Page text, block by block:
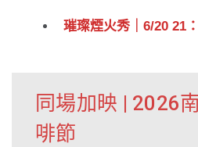
璀璨煙火秀｜6/20 21
同場加映 | 2026
啡節